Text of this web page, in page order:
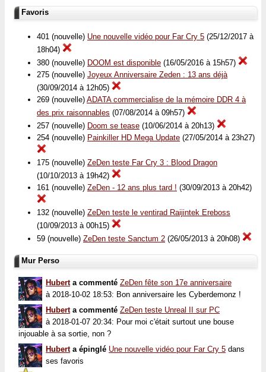
Favoris
401 (nouvelle) Une nouvelle vidéo pour Far Cry 5 (25/12/2017 à
18h04)
380 (nouvelle) DOOM est disponible (16/05/2016 à 15h57)
275 (nouvelle) Joyeux Anniversaire Zeden : 13 ans déjà
(30/09/2014 à 12h05)
269 (nouvelle) ADATA commercialise de la mémoire DDR 4 à
des prix raisonnables (07/08/2014 à 09h57)
257 (nouvelle) Doom se tease (10/06/2014 à 20h13)
254 (nouvelle) Painkiller HD Mega Update (27/05/2014 à 23h27)
175 (nouvelle) ZeDen teste Far Cry 3 : Blood Dragon
(10/10/2013 à 19h42)
161 (nouvelle) ZeDen - 12 ans plus tard ! (30/09/2013 à 20h42)
132 (nouvelle) ZeDen teste le ventirad Raijintek Ereboss
(10/09/2013 à 00h15)
59 (nouvelle) ZeDen teste Sanctum 2 (26/05/2013 à 20h08)
Mur Perso
Huberta commenté ZeDen fête son 17e anniversaire
à 2018-10-02 18:53: Bon anniversaire les Cyberdemonz !
Huberta commenté ZeDen teste Unreal II sur PC
à 2018-01-07 20:34: Pour moi c'était surtout une bouse
injouable à sa sortie, non ?
Huberta épinglé Une nouvelle vidéo pour Far Cry 5 dans
ses favoris